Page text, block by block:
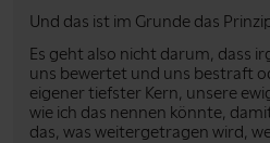
Und das ist im Grunde das
Es geht also nicht darum, dass
uns bewertet und uns bestraft
eigener tiefster Kern, unsere
wie ich das nennen könnte,
das, was weitergetragen wird,